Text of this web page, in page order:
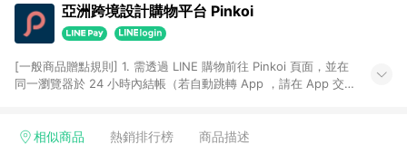
亞洲跨境設計購物平台 Pinkoi
[一般商品贈點規則] 1. 需透過 LINE 購物前往 Pinkoi 頁面，並在
同一瀏覽器於 24 小時內結帳（若自動跳轉 App ，請在 App 交
回饋訂單不得享有 Pinkoi 站方優惠，例如首購優惠，P coins，
相似商品 熱銷排行榜 商品描述